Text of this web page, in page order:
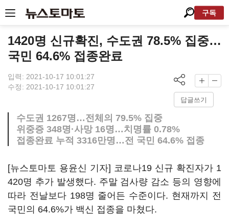
구독
1420명 신규확진, 수도권 78.5% 집중…
국민 64.6% 접종완료
입력: 2021-10-17 10:01:27
수정: 2021-10-17 10:01:27
답글쓰기
수도권 1267명…전체의 79.5% 집중
위중증 348명·사망 16명…치명률 0.78%
접종완료 누적 3316만명…전 국민 64.6% 접종
[뉴스토마토 용윤신 기자] 코로나19 신규 확진자가 1
420명 추가 발생했다. 주말 검사량 감소 등의 영향에
따라 전날보다 198명 줄어든 수준이다. 현재까지 전
국민의 64.6%가 백신 접종을 마쳤다.